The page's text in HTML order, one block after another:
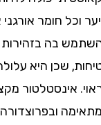
חומר אורגני
בה בזהירות רבה
שכן היא עלולה
אינסטלטור
ובפרוצדורה